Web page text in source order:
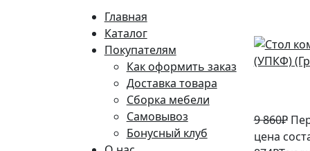
Главная
Каталог
Покупателям
Как оформить заказ
Доставка товара
Сборка мебели
Самовывоз
Бонусный клуб
9 860₽
цена